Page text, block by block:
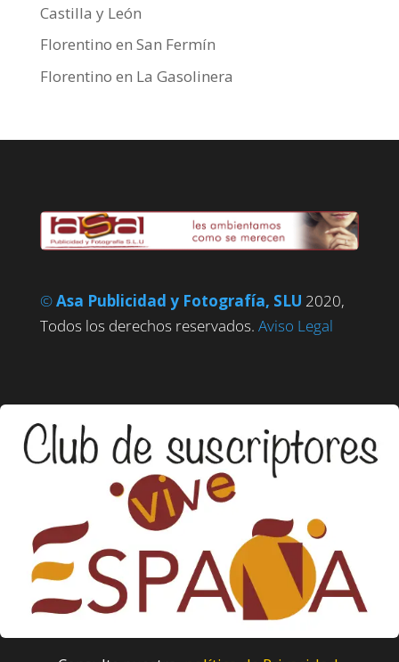
Castilla y León
Florentino en San Fermín
Florentino en La Gasolinera
©Asa Publicidad y Fotografía, SLU 2020,
Todos los derechos reservados. Aviso Legal